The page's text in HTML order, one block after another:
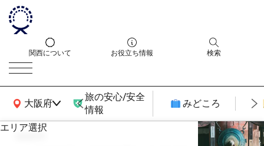
関西について お役立ち情報 検索
大阪府
関西広域MAP
旅の安心/安全
情報
みどころ
エリア選択
エ
search